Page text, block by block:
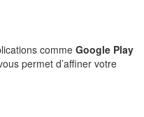
comme Google Play
permet d’affiner votre